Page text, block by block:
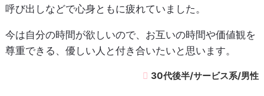
呼び出しなどで心身ともに疲れていました。
今は自分の時間が欲しいので、お互いの時間や価値観を
尊重できる、優しい人と付き合いたいと思います。
30代後半/サービス系/男性